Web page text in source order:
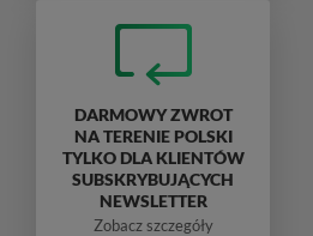
DARMOWY ZWROT
NA TERENIE POLSKI
TYLKO DLA KLIENTÓW
SUBSKRYBUJĄCYCH
NEWSLETTER
Zobacz szczegóły